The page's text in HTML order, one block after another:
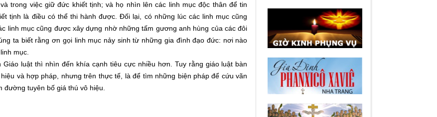
trong việc giữ đức khiết tịnh; và họ nhìn lên các linh mục độc thân để tin
tịnh là điều có thể thi hành được. Đối lại, có những lúc các linh mục cũng
linh mục cũng được xây dựng nhờ những tấm gương anh hùng của các đôi
ta biết rằng ơn gọi linh mục nảy sinh từ những gia đình đạo đức: nơi nào
mục.
luật thì nhìn đến khía cạnh tiêu cực nhiều hơn. Tuy rằng giáo luật bàn
và hợp pháp, nhưng trên thực tế, là để tìm những biện pháp để cứu vãn
đường tuyên bố giá thú vô hiệu.